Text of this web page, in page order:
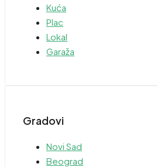
Kuća
Plac
Lokal
Garaža
Gradovi
Novi Sad
Beograd